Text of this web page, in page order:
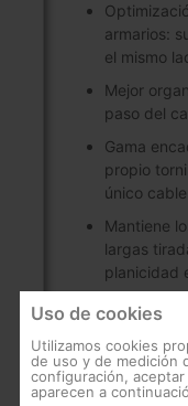
armarios:
el mismo
Mejor
paso del
Gama
propio
único
Mantiene
largas
planicidad
Gran
Bajas
Gran
Uso de cookies
Utilizamos cookies
de uso y de medición
configuración,
aparecen a